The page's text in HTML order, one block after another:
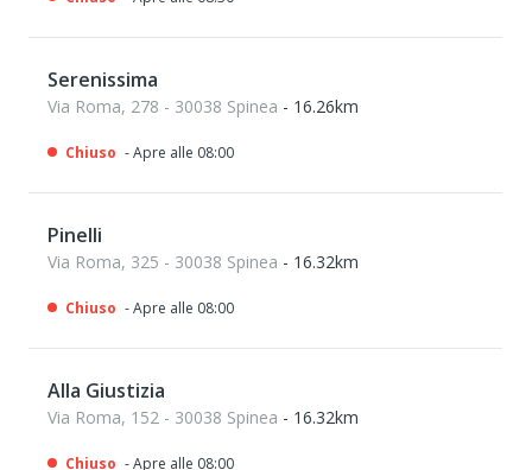
Serenissima
Via Roma, 278 - 30038 Spinea - 16.26km
Chiuso - Apre alle 08:00
Pinelli
Via Roma, 325 - 30038 Spinea - 16.32km
Chiuso - Apre alle 08:00
Alla Giustizia
Via Roma, 152 - 30038 Spinea - 16.32km
Chiuso - Apre alle 08:00